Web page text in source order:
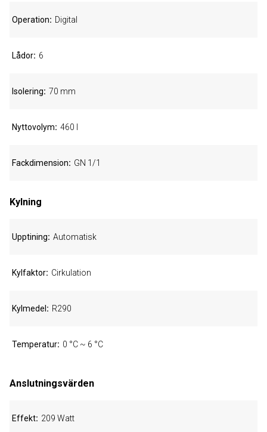
Operation Digital
Lådor 6
Isolering 70 mm
Nyttovolym 460 l
Fackdimension GN 1/1
Kylning
Upptining Automatisk
Kylfaktor Cirkulation
Kylmedel R290
Temperatur 0 °C ~ 6 °C
Anslutningsvärden
Effekt 209 Watt